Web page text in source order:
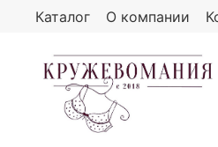
Каталог О компании